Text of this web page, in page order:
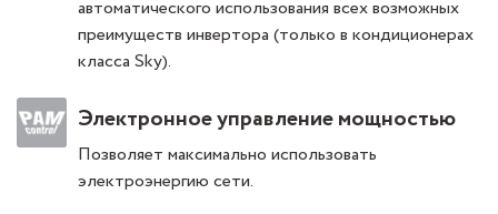
автоматического использования всех возможных
преимуществ инвертора (только в кондиционерах
класса Sky).
Электронное управление мощностью
Позволяет максимально использовать
электроэнергию сети.